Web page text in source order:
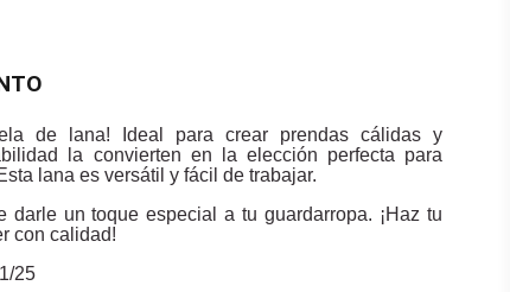
de lana! Ideal para crear prendas cálidas y
la convierten en la elección perfecta para
lana es versátil y fácil de trabajar.
darle un toque especial a tu guardarropa. ¡Haz tu
con calidad!
25